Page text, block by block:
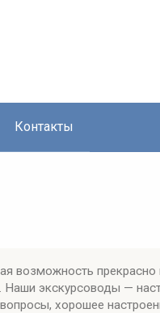
Контакты
возможность
Наши экскурсоводы —
хорошее